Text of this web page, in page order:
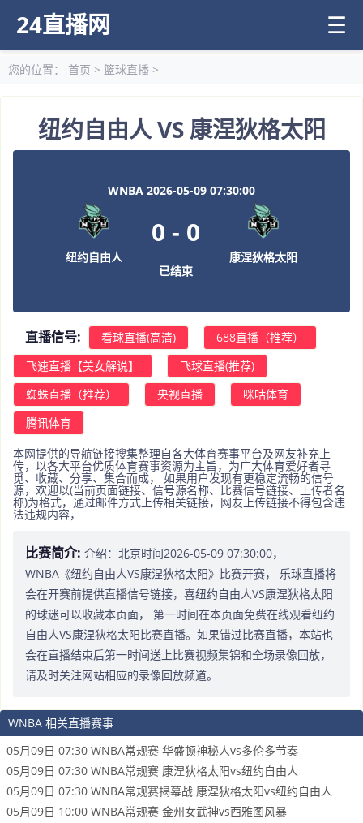
24直播网 ☰
您的位置： 首页 > 篮球直播 >
纽约自由人 VS 康涅狄格太阳
WNBA 2026-05-09 07:30:00
纽约自由人
0 - 0
已结束
康涅狄格太阳
直播信号: 看球直播(高清)
688直播（推荐）
飞速直播【美女解说】
飞球直播(推荐)
蜘蛛直播（推荐）
央视直播
咪咕体育
腾讯体育
本网提供的导航链接搜集整理自各大体育赛事平台及网友补充上
传，以各大平台优质体育赛事资源为主旨，为广大体育爱好者寻
觅、收藏、分享、集合而成， 如果用户发现有更稳定流畅的信号
源，欢迎以(当前页面链接、信号源名称、比赛信号链接、上传者名
称)为格式，通过邮件方式上传相关链接，网友上传链接不得包含违
法违规内容，
比赛简介: 介绍：北京时间2026-05-09 07:30:00，
WNBA《纽约自由人VS康涅狄格太阳》比赛开赛， 乐球直播将
会在开赛前提供直播信号链接，喜纽约自由人VS康涅狄格太阳
的球迷可以收藏本页面， 第一时间在本页面免费在线观看纽约
自由人VS康涅狄格太阳比赛直播。如果错过比赛直播，本站也
会在直播结束后第一时间送上比赛视频集锦和全场录像回放，
请及时关注网站相应的录像回放频道。
WNBA 相关直播赛事
05月09日 07:30 WNBA常规赛 华盛顿神秘人vs多伦多节奏
05月09日 07:30 WNBA常规赛 康涅狄格太阳vs纽约自由人
05月09日 07:30 WNBA常规赛揭幕战 康涅狄格太阳vs纽约自由人
05月09日 10:00 WNBA常规赛 金州女武神vs西雅图风暴